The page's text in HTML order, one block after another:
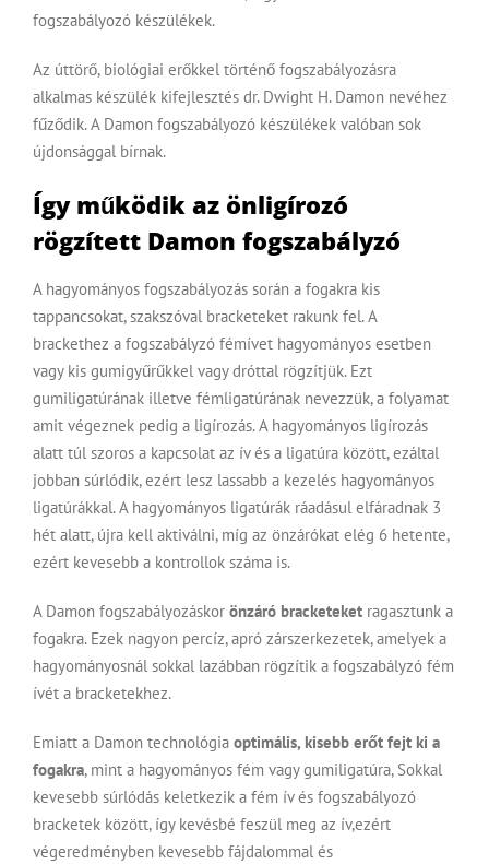
fogszabályozó készülékek.
Az úttörő, biológiai erőkkel történő fogszabályozásra
alkalmas készülék kifejlesztés dr. Dwight H. Damon nevéhez
fűződik. A Damon fogszabályozó készülékek valóban sok
újdonsággal bírnak.
Így működik az önligírozó
rögzített Damon fogszabályzó
A hagyományos fogszabályozás során a fogakra kis
tappancsokat, szakszóval bracketeket rakunk fel. A
brackethez a fogszabályzó fémívet hagyományos esetben
vagy kis gumigyűrűkkel vagy dróttal rögzítjük. Ezt
gumiligatúrának illetve fémligatúrának nevezzük, a folyamat
amit végeznek pedig a ligírozás. A hagyományos ligírozás
alatt túl szoros a kapcsolat az ív és a ligatúra között, ezáltal
jobban súrlódik, ezért lesz lassabb a kezelés hagyományos
ligatúrákkal. A hagyományos ligatúrák ráadásul elfáradnak 3
hét alatt, újra kell aktiválni, míg az önzárókat elég 6 hetente,
ezért kevesebb a kontrollok száma is.
A Damon fogszabályozáskor önzáró bracketeket ragasztunk a
fogakra. Ezek nagyon percíz, apró zárszerkezetek, amelyek a
hagyományosnál sokkal lazábban rögzítik a fogszabályzó fém
ívét a bracketekhez.
Emiatt a Damon technológia optimális, kisebb erőt fejt ki a
fogakra, mint a hagyományos fém vagy gumiligatúra, Sokkal
kevesebb súrlódás keletkezik a fém ív és fogszabályozó
bracketek között, így kevésbé feszül meg az ív,ezért
végeredményben kevesebb fájdalommal és